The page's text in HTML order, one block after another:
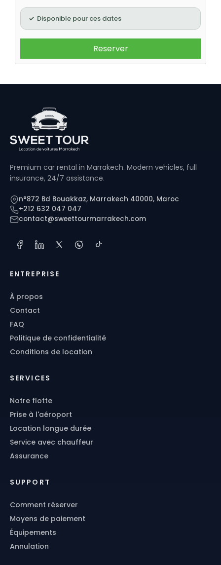
Disponible pour ces dates
Reserver
Premium car rental in Marrakech. Modern vehicles, full
insurance, 24/7 assistance.
n°872 Bd Bouakkaz, Marrakech 40000, Maroc
+212 632 047 047
contact@sweettourmarrakech.com
ENTREPRISE
À propos
Contact
FAQ
Politique de confidentialité
Conditions de location
SERVICES
Notre flotte
Prise à l'aéroport
Location longue durée
Service avec chauffeur
Assurance
SUPPORT
Comment réserver
Moyens de paiement
Équipements
Annulation